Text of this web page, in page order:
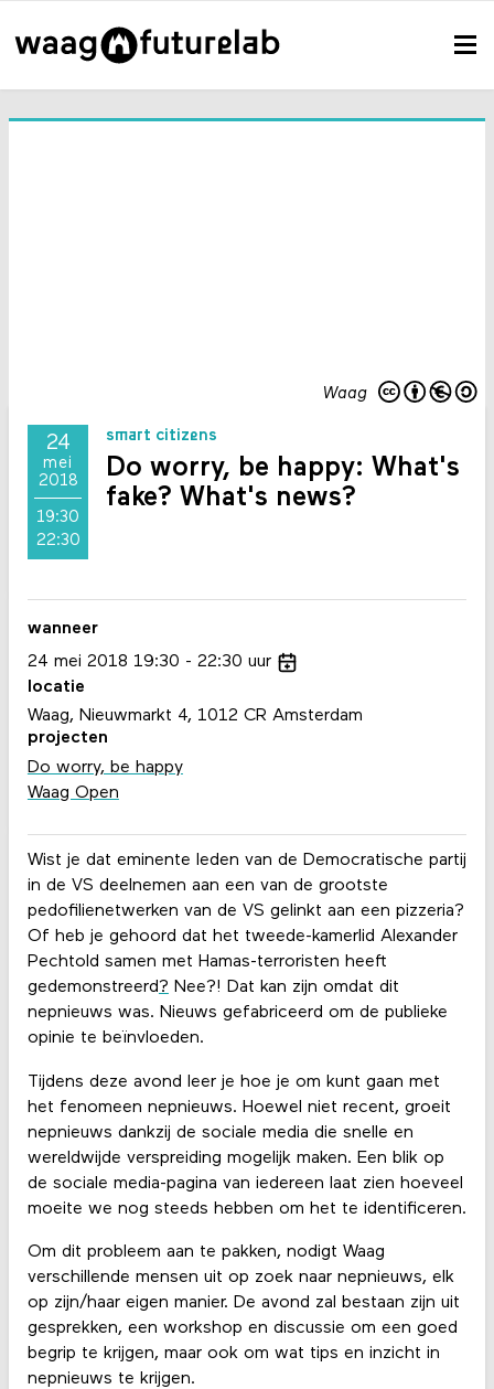
Waag
24
mei
2018
19:30
22:30
smart citizens
Do worry, be happy: What's
fake? What's news?
Wist je dat eminente leden van de Democratische partij
in de VS deelnemen aan een van de grootste
pedofilienetwerken van de VS gelinkt aan een pizzeria?
Of heb je gehoord dat het tweede-kamerlid Alexander
Pechtold samen met Hamas-terroristen heeft
gedemonstreerd? Nee?! Dat kan zijn omdat dit
nepnieuws was. Nieuws gefabriceerd om de publieke
opinie te beïnvloeden.
Tijdens deze avond leer je hoe je om kunt gaan met
het fenomeen nepnieuws. Hoewel niet recent, groeit
nepnieuws dankzij de sociale media die snelle en
wereldwijde verspreiding mogelijk maken. Een blik op
de sociale media-pagina van iedereen laat zien hoeveel
moeite we nog steeds hebben om het te identificeren.
Om dit probleem aan te pakken, nodigt Waag
verschillende mensen uit op zoek naar nepnieuws, elk
op zijn/haar eigen manier. De avond zal bestaan zijn uit
gesprekken, een workshop en discussie om een ​​goed
begrip te krijgen, maar ook om wat tips en inzicht in
nepnieuws te krijgen.
wanneer
24 mei 2018 19:30 22:30 uur
locatie
Waag, Nieuwmarkt 4, 1012 CR Amsterdam
projecten
Do worry, be happy
Waag Open